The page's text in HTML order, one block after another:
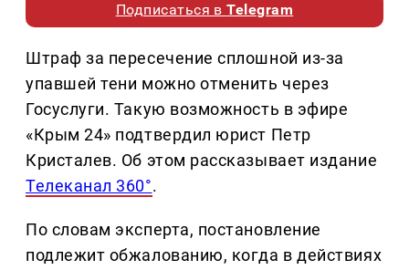
Подписаться вTelegram
Штраф за пересечение сплошной из-за
упавшей тени можно отменить через
Госуслуги. Такую возможность в эфире
«Крым 24» подтвердил юрист Петр
Кристалев. Об этом рассказывает издание
Телеканал 360°.
По словам эксперта, постановление
подлежит обжалованию, когда в действиях